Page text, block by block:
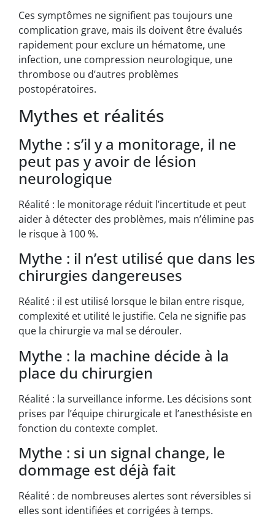
Ces symptômes ne signifient pas toujours une
complication grave, mais ils doivent être évalués
rapidement pour exclure un hématome, une
infection, une compression neurologique, une
thrombose ou d’autres problèmes
postopératoires.
Mythes et réalités
Mythe : s’il y a monitorage, il ne
peut pas y avoir de lésion
neurologique
Réalité : le monitorage réduit l’incertitude et peut
aider à détecter des problèmes, mais n’élimine pas
le risque à 100 %.
Mythe : il n’est utilisé que dans les
chirurgies dangereuses
Réalité : il est utilisé lorsque le bilan entre risque,
complexité et utilité le justifie. Cela ne signifie pas
que la chirurgie va mal se dérouler.
Mythe : la machine décide à la
place du chirurgien
Réalité : la surveillance informe. Les décisions sont
prises par l’équipe chirurgicale et l’anesthésiste en
fonction du contexte complet.
Mythe : si un signal change, le
dommage est déjà fait
Réalité : de nombreuses alertes sont réversibles si
elles sont identifiées et corrigées à temps.